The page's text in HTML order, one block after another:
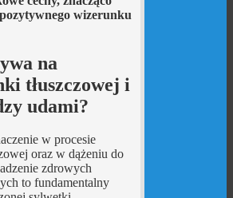
wizerunku
na
tłuszczowej i
udami?
w procesie
oraz w dążeniu do
zdrowych
to fundamentalny